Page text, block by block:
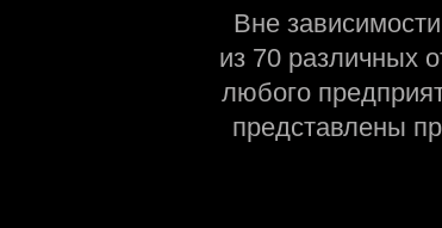
Вне
из 70 различных
любого
представлены